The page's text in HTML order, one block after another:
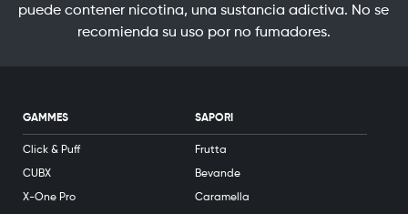
puede contener nicotina, una sustancia adictiva. No se
recomienda su uso por no fumadores.
GAMMES
Click & Puff
CUBX
X-One Pro
SAPORI
Frutta
Bevande
Caramella